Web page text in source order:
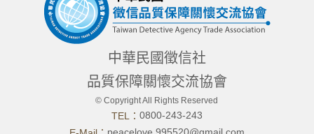
中華民國徵信社
品質保障關懷交流協會
© Copyright All Rights Reserved
TEL： 0800-243-243
peacelove.995520@gmail.com